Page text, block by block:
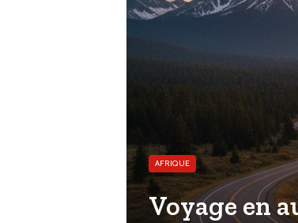
AFRIQUE
Voyage en